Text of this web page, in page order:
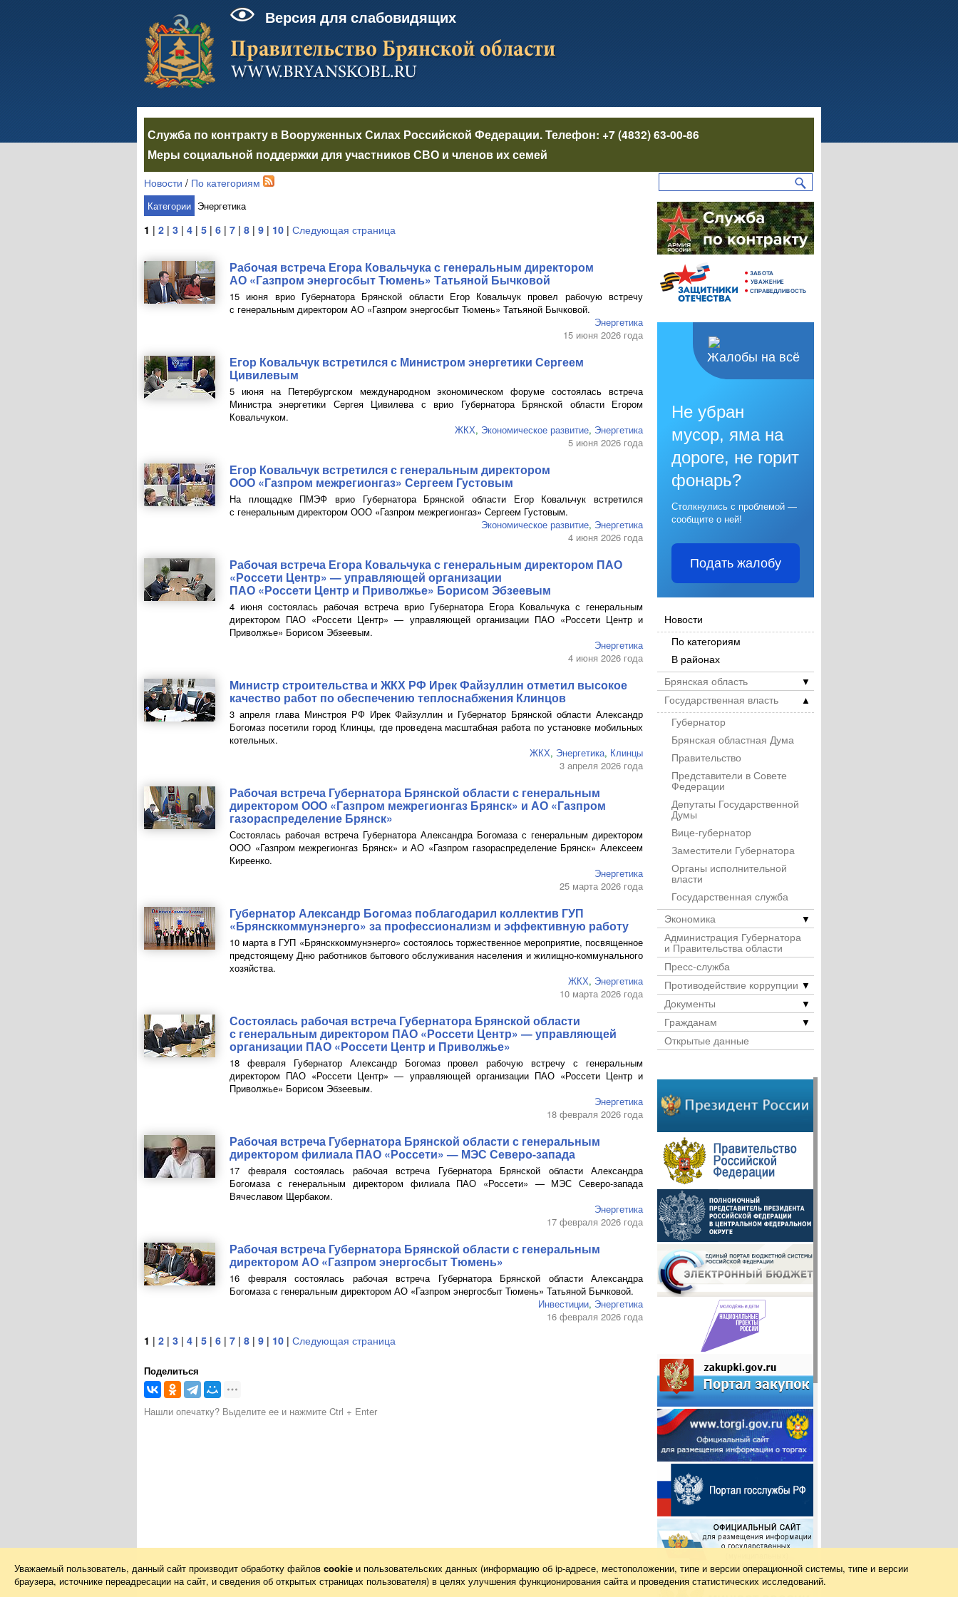
Версия для слабовидящих
Служба по контракту в Вооруженных Силах Российской Федерации. Телефон: +7 (4832) 63-00-86
Меры социальной поддержки для участников СВО и членов их семей
Новости / По категориям
Категории Энергетика
1 | 2 | 3 | 4 | 5 | 6 | 7 | 8 | 9 | 10 | Следующая страница
Рабочая встреча Егора Ковальчука с генеральным директором
АО «Газпром энергосбыт Тюмень» Татьяной Бычковой
15 июня врио Губернатора Брянской области Егор Ковальчук провел рабочую встречу
с генеральным директором АО «Газпром энергосбыт Тюмень» Татьяной Бычковой.
Энергетика
15 июня 2026 года
Егор Ковальчук встретился с Министром энергетики Сергеем
Цивилевым
5 июня на Петербургском международном экономическом форуме состоялась встреча
Министра энергетики Сергея Цивилева с врио Губернатора Брянской области Егором
Ковальчуком.
ЖКХ, Экономическое развитие, Энергетика
5 июня 2026 года
Егор Ковальчук встретился с генеральным директором
ООО «Газпром межрегионгаз» Сергеем Густовым
На площадке ПМЭФ врио Губернатора Брянской области Егор Ковальчук встретился
с генеральным директором ООО «Газпром межрегионгаз» Сергеем Густовым.
Экономическое развитие, Энергетика
4 июня 2026 года
Рабочая встреча Егора Ковальчука с генеральным директором ПАО
«Россети Центр» — управляющей организации
ПАО «Россети Центр и Приволжье» Борисом Эбзеевым
4 июня состоялась рабочая встреча врио Губернатора Егора Ковальчука с генеральным
директором ПАО «Россети Центр» — управляющей организации ПАО«Россети Центр и
Приволжье» Борисом Эбзеевым.
Энергетика
4 июня 2026 года
Министр строительства и ЖКХ РФ Ирек Файзуллин отметил высокое
качество работ по обеспечению теплоснабжения Клинцов
3 апреля глава Минстроя РФ Ирек Файзуллин и Губернатор Брянской области Александр
Богомаз посетили город Клинцы, где проведена масштабная работа по установке мобильных
котельных.
ЖКХ, Энергетика, Клинцы
3 апреля 2026 года
Рабочая встреча Губернатора Брянской области с генеральным
директором ООО «Газпром межрегионгаз Брянск» и АО «Газпром
газораспределение Брянск»
Состоялась рабочая встреча Губернатора Александра Богомаза с генеральным директором
ООО «Газпром межрегионгаз Брянск» иАО «Газпром газораспределение Брянск» Алексеем
Киреенко.
Энергетика
25 марта 2026 года
Губернатор Александр Богомаз поблагодарил коллектив ГУП
«Брянсккоммунэнерго» за профессионализм и эффективную работу
10 марта в ГУП «Брянсккоммунэнерго» состоялось торжественное мероприятие, посвященное
предстоящему Дню работников бытового обслуживания населения и жилищно-коммунального
хозяйства.
ЖКХ, Энергетика
10 марта 2026 года
Состоялась рабочая встреча Губернатора Брянской области
с генеральным директором ПАО «Россети Центр» — управляющей
организации ПАО «Россети Центр и Приволжье»
18 февраля Губернатор Александр Богомаз провел рабочую встречу с генеральным
директором ПАО «Россети Центр» — управляющей организации ПАО«Россети Центр и
Приволжье» Борисом Эбзеевым.
Энергетика
18 февраля 2026 года
Рабочая встреча Губернатора Брянской области с генеральным
директором филиала ПАО «Россети» — МЭС Северо-запада
17 февраля состоялась рабочая встреча Губернатора Брянской области Александра
Богомаза с генеральным директором филиала ПАО «Россети» — МЭССеверо-запада
Вячеславом Щербаком.
Энергетика
17 февраля 2026 года
Рабочая встреча Губернатора Брянской области с генеральным
директором АО «Газпром энергосбыт Тюмень»
16 февраля состоялась рабочая встреча Губернатора Брянской области Александра
Богомаза с генеральным директором АО «Газпром энергосбыт Тюмень» Татьяной Бычковой.
Инвестиции, Энергетика
16 февраля 2026 года
1 | 2 | 3 | 4 | 5 | 6 | 7 | 8 | 9 | 10 | Следующая страница
Поделиться
Нашли опечатку? Выделите ее и нажмите Ctrl + Enter
Жалобы на всё
Не убран
мусор, яма на
дороге, не горит
фонарь?
Столкнулись с проблемой —
сообщите о ней!
Подать жалобу
Новости
По категориям
В районах
▼
Брянская область
▲
Государственная власть
Губернатор
Брянская областная Дума
Правительство
Представители в Совете
Федерации
Депутаты Государственной
Думы
Вице-губернатор
Заместители Губернатора
Органы исполнительной
власти
Государственная служба
▼
Экономика
Администрация Губернатора
и Правительства области
Пресс-служба
▼
Противодействие коррупции
▼
Документы
▼
Гражданам
Открытые данные
Уважаемый пользователь, данный сайт производит обработку файлов cookie и пользовательских данных (информацию об ip-адресе, местоположении, типе и версии операционной системы, типе и версии
браузера, источнике переадресации на сайт, и сведения об открытых страницах пользователя) в целях улучшения функционирования сайта и проведения статистических исследований.